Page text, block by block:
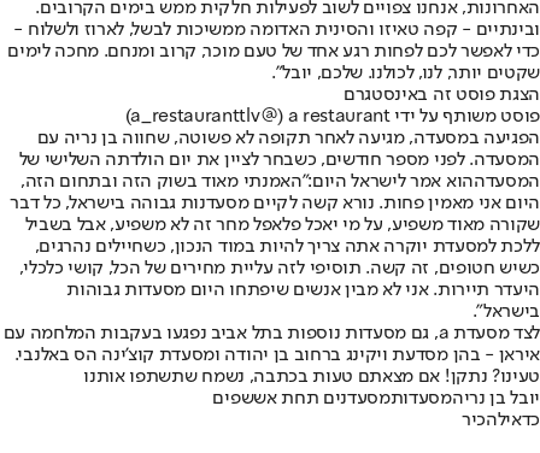
האחרונות, אנחנו צפויים לשוב לפעילות חלקית ממש בימים הקרובים.
ובינתיים - קפה טאיזו והסינית האדומה ממשיכות לבשל, לארוז ולשלוח -
כדי לאפשר לכם לפחות רגע אחד של טעם מוכר, קרוב ומנחם. מחכה לימים
שקטים יותר, לנו, לכולנו. שלכם, יובל”.
הצגת פוסט זה באינסטגרם
פוסט משותף על ידי ‏‎a restaurant‎‏ (@‏‎a_restauranttlv‎‏)
הפגיעה במסעדה, מגיעה לאחר תקופה לא פשוטה, שחווה בן נריה עם
המסעדה. לפני מספר חודשים, כשבחר לציין את יום הולדתה השלישי של
המסעדההוא אמר לישראל היום:"האמנתי מאוד בשוק הזה ובתחום הזה,
היום אני מאמין פחות. נורא קשה לקיים מסעדנות גבוהה בישראל, כל דבר
שקורה מאוד משפיע, על מי יאכל פלאפל מחר זה לא משפיע, אבל בשביל
ללכת למסעדת יוקרה אתה צריך להיות במוד הנכון, כשחיילים נהרגים,
כשיש חטופים, זה קשה. תוסיפי לזה עליית מחירים של הכל, קושי כלכלי,
היעדר תיירות. אני לא מבין אנשים שיפתחו היום מסעדות גבוהות
בישראל".
לצד מסעדת a, גם מסעדות נוספות בתל אביב נפגעו בעקבות המלחמה עם
איראן - בהן מסדעת ויקינג ברחוב בן יהודה ומסעדת קוצ'ינה הס באלנבי.
טעינו? נתקן! אם מצאתם טעות בכתבה, נשמח שתשתפו אותנו
יובל בן נריהמסעדותמסעדנים תחת אששפים
כדאילהכיר